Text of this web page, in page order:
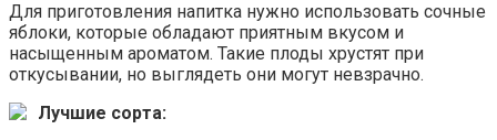
Для приготовления напитка нужно использовать сочные
яблоки, которые обладают приятным вкусом и
насыщенным ароматом. Такие плоды хрустят при
откусывании, но выглядеть они могут невзрачно.
Лучшие сорта: